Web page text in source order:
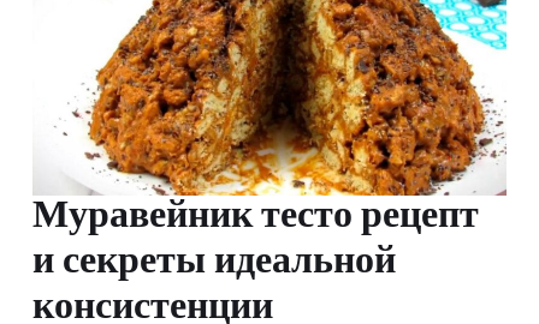
Муравейник тесто рецепт
и секреты идеальной
консистенции